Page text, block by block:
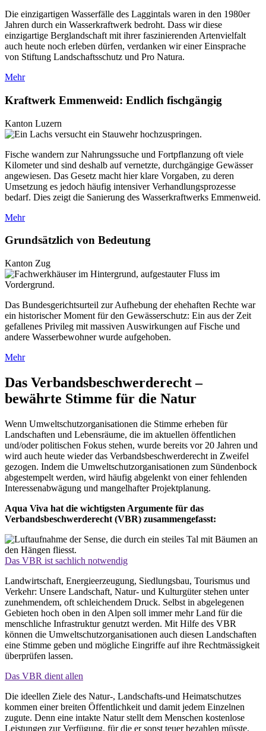
Die einzigartigen Wasserfälle des Laggintals waren in den 1980er
Jahren durch ein Wasserkraftwerk bedroht. Dass wir diese
einzigartige Berglandschaft mit ihrer faszinierenden Artenvielfalt
auch heute noch erleben dürfen, verdanken wir einer Einsprache
von Stiftung Landschaftsschutz und Pro Natura.
Mehr
Kraftwerk Emmenweid: Endlich fischgängig
Kanton Luzern
Fische wandern zur Nahrungssuche und Fortpflanzung oft viele
Kilometer und sind deshalb auf vernetzte, durchgängige Gewässer
angewiesen. Das Gesetz macht hier klare Vorgaben, zu deren
Umsetzung es jedoch häufig intensiver Verhandlungsprozesse
bedarf. Dies zeigt die Sanierung des Wasserkraftwerks Emmenweid.
Mehr
Grundsätzlich von Bedeutung
Kanton Zug
Das Bundesgerichtsurteil zur Aufhebung der ehehaften Rechte war
ein historischer Moment für den Gewässerschutz: Ein aus der Zeit
gefallenes Privileg mit massiven Auswirkungen auf Fische und
andere Wasserbewohner wurde aufgehoben.
Mehr
Das Verbandsbeschwerderecht –
bewährte Stimme für die Natur
Wenn Umweltschutzorganisationen die Stimme erheben für
Landschaften und Lebensräume, die im aktuellen öffentlichen
und/oder politischen Fokus stehen, wurde bereits vor 20 Jahren und
wird auch heute wieder das Verbandsbeschwerderecht in Zweifel
gezogen. Indem die Umweltschutzorganisationen zum Sündenbock
abgestempelt werden, wird häufig abgelenkt von einer fehlenden
Interessenabwägung und mangelhafter Projektplanung.
Aqua Viva hat die wichtigsten Argumente für das
Verbandsbeschwerderecht (VBR) zusammengefasst:
Das VBR ist sachlich notwendig
Landwirtschaft, Energieerzeugung, Siedlungsbau, Tourismus und
Verkehr: Unsere Landschaft, Natur- und Kulturgüter stehen unter
zunehmendem, oft schleichendem Druck. Selbst in abgelegenen
Gebieten hoch oben in den Alpen soll immer mehr Land für die
menschliche Infrastruktur genutzt werden. Mit Hilfe des VBR
können die Umweltschutzorganisationen auch diesen Landschaften
eine Stimme geben und mögliche Eingriffe auf ihre Rechtmässigkeit
überprüfen lassen.
Das VBR dient allen
Die ideellen Ziele des Natur-, Landschafts-und Heimatschutzes
kommen einer breiten Öffentlichkeit und damit jedem Einzelnen
zugute. Denn eine intakte Natur stellt dem Menschen kostenlose
Leistungen zur Verfügung, für die er sonst teuer bezahlen müsste.